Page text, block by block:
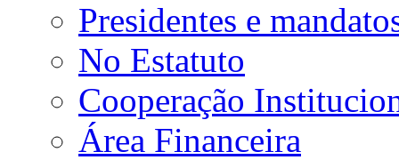
Presidentes e
No Estatuto
Cooperação
Área Financeira